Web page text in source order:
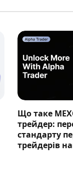
Що таке
трейдер:
стандарту
трейдерів